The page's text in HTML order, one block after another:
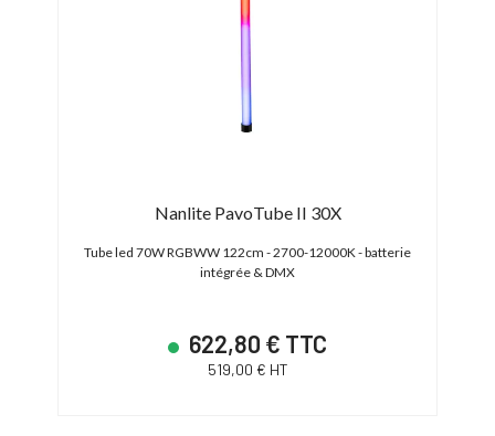
Nanlite PavoTube II 30X
Tube led 70W RGBWW 122cm - 2700-12000K - batterie
intégrée & DMX
622,80 € TTC
519,00 € HT